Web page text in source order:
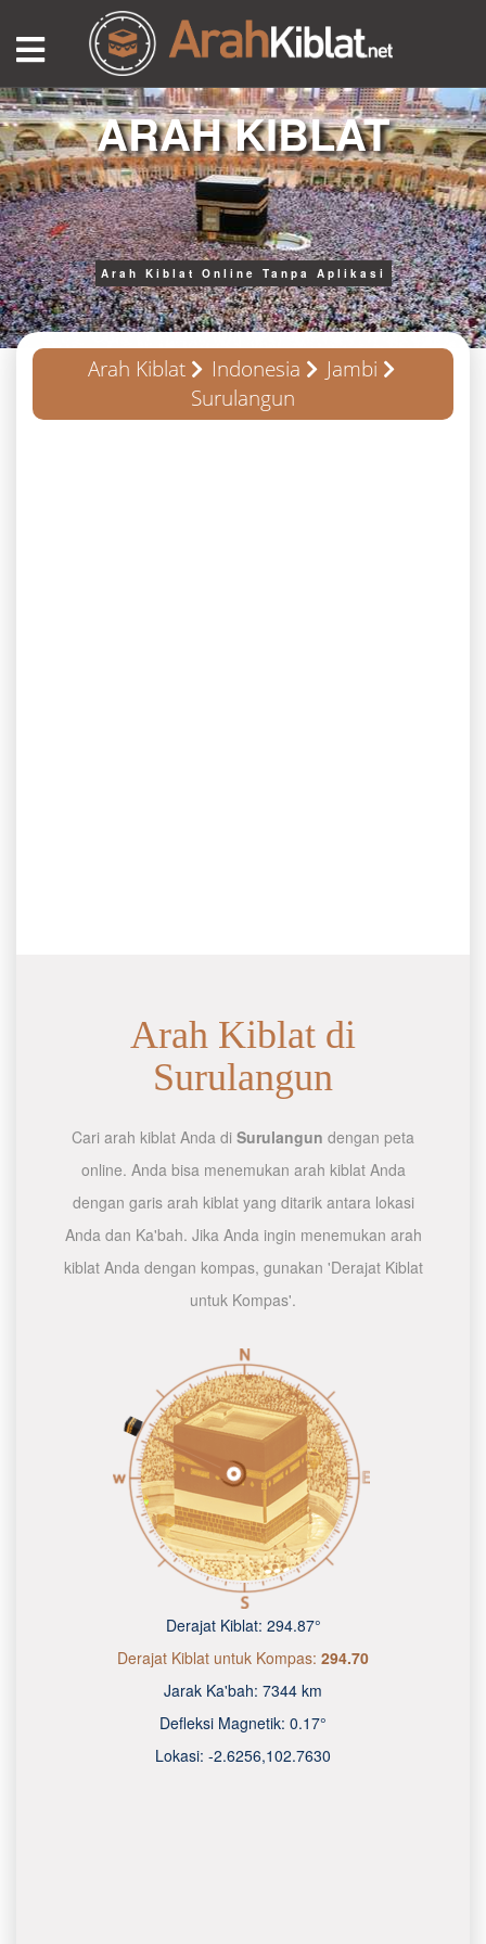
ARAH KIBLAT
Arah Kiblat Online Tanpa Aplikasi
Arah Kiblat Indonesia
Jambi
Surulangun
Arah Kiblat di
Surulangun
Cari arah kiblat Anda di Surulangun dengan peta
online. Anda bisa menemukan arah kiblat Anda
dengan garis arah kiblat yang ditarik antara lokasi
Anda dan Ka'bah. Jika Anda ingin menemukan arah
kiblat Anda dengan kompas, gunakan 'Derajat Kiblat
untuk Kompas'.
Derajat Kiblat: 294.87°
Derajat Kiblat untuk Kompas: 294.70
Jarak Ka'bah: 7344 km
Defleksi Magnetik: 0.17°
Lokasi: -2.6256,102.7630